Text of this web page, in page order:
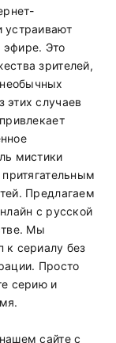
устраивают
Это
зрителей,
случаев
мистики
Предлагаем
с русской
Мы
к сериалу без
Просто
серию и
сайте с